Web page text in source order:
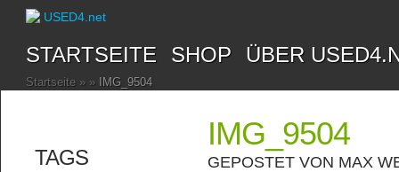
STARTSEITE SHOP ÜBER
Startseite » » IMG_9504
TAGS
IMG_9504
GEPOSTET VON MAX